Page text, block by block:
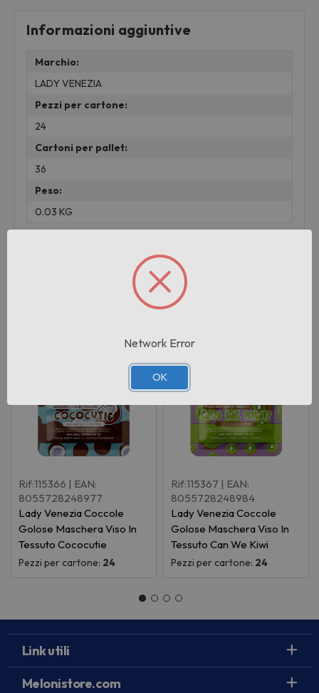
Informazioni aggiuntive
Marchio:
LADY VENEZIA
Pezzi per cartone:
24
Cartoni per pallet:
36
Peso:
0.03 KG
Prodotti correlati
Rif:115366 | EAN:
8055728248977
Lady Venezia Coccole
Golose Maschera Viso In
Tessuto Cococutie
Pezzi per cartone: 24
Rif:115367 | EAN:
8055728248984
Lady Venezia Coccole
Golose Maschera Viso In
Tessuto Can We Kiwi
Pezzi per cartone: 24
Link utili
Melonistore.com
Network Error
OK